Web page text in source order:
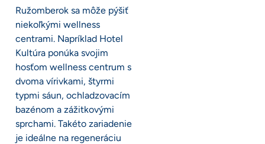
Ružomberok sa môže pýšiť
niekoľkými wellness
centrami. Napríklad Hotel
Kultúra ponúka svojim
hosťom wellness centrum s
dvoma vírivkami, štyrmi
typmi sáun, ochladzovacím
bazénom a zážitkovými
sprchami. Takéto zariadenie
je ideálne na regeneráciu